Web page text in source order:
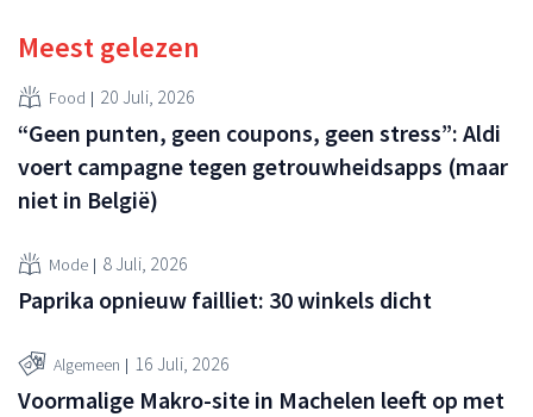
Meest gelezen
Food 20 Juli, 2026
“Geen punten, geen coupons, geen stress”: Aldi
voert campagne tegen getrouwheidsapps (maar
niet in België)
Mode 8 Juli, 2026
Paprika opnieuw failliet: 30 winkels dicht
Algemeen 16 Juli, 2026
Voormalige Makro-site in Machelen leeft op met